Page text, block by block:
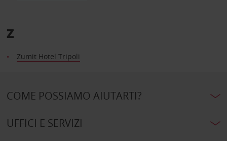
Z
Zumit Hotel Tripoli
COME POSSIAMO AIUTARTI?
UFFICI E SERVIZI